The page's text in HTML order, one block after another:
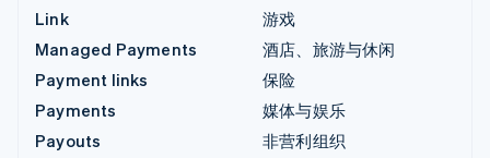
Link
Managed Payments
Payment links
Payments
Payouts
游戏
酒店、旅游与休闲
保险
媒体与娱乐
非营利组织